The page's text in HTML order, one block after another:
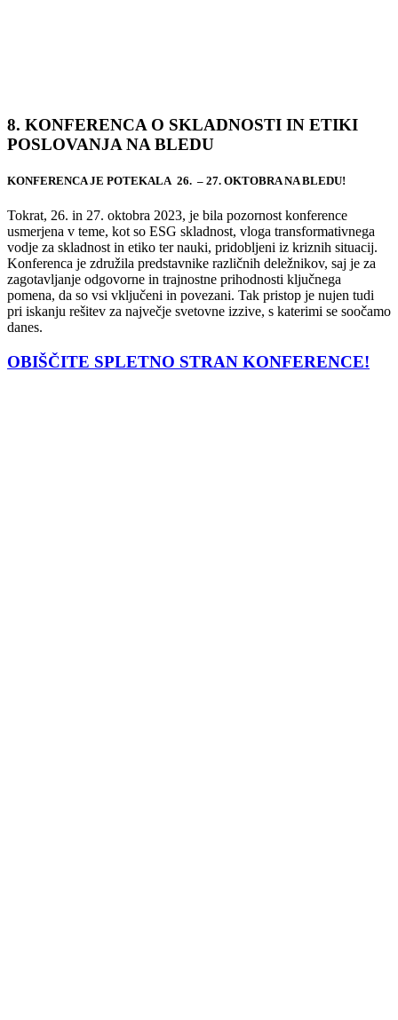
8. KONFERENCA O SKLADNOSTI IN ETIKI
POSLOVANJA NA BLEDU
KONFERENCA JE POTEKALA 26. – 27. OKTOBRA NA BLEDU!
Tokrat, 26. in 27. oktobra 2023, je bila pozornost konference
usmerjena v teme, kot so ESG skladnost, vloga transformativnega
vodje za skladnost in etiko ter nauki, pridobljeni iz kriznih situacij.
Konferenca je združila predstavnike različnih deležnikov, saj je za
zagotavljanje odgovorne in trajnostne prihodnosti ključnega
pomena, da so vsi vključeni in povezani. Tak pristop je nujen tudi
pri iskanju rešitev za največje svetovne izzive, s katerimi se soočamo
danes.
OBIŠČITE SPLETNO STRAN KONFERENCE!